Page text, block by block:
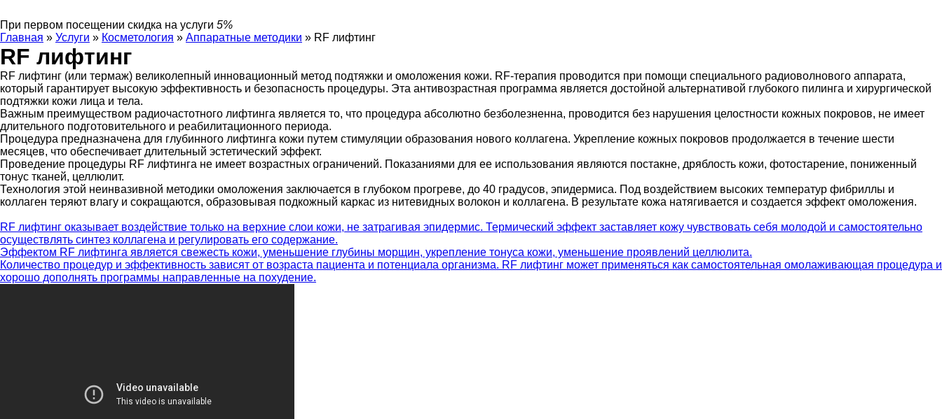
При первом посещении скидка на услуги 5%
Главная » Услуги » Косметология » Аппаратные методики » RF лифтинг
RF лифтинг
RF лифтинг (или термаж) великолепный инновационный метод подтяжки и омоложения кожи. RF-терапия проводится при помощи специального радиоволнового аппарата,
который гарантирует высокую эффективность и безопасность процедуры. Эта антивозрастная программа является достойной альтернативой глубокого пилинга и хирургической
подтяжки кожи лица и тела.
Важным преимуществом радиочастотного лифтинга является то, что процедура абсолютно безболезненна, проводится без нарушения целостности кожных покровов, не имеет
длительного подготовительного и реабилитационного периода.
Процедура предназначена для глубинного лифтинга кожи путем стимуляции образования нового коллагена. Укрепление кожных покровов продолжается в течение шести
месяцев, что обеспечивает длительный эстетический эффект.
Проведение процедуры RF лифтинга не имеет возрастных ограничений. Показаниями для ее использования являются постакне, дряблость кожи, фотостарение, пониженный
тонус тканей, целлюлит.
Технология этой неинвазивной методики омоложения заключается в глубоком прогреве, до 40 градусов, эпидермиса. Под воздействием высоких температур фибриллы и
коллаген теряют влагу и сокращаются, образовывая подкожный каркас из нитевидных волокон и коллагена. В результате кожа натягивается и создается эффект омоложения.
RF лифтинг оказывает воздействие только на верхние слои кожи, не затрагивая эпидермис. Термический эффект заставляет кожу чувствовать себя молодой и самостоятельно
осуществлять синтез коллагена и регулировать его содержание.
Эффектом RF лифтинга является свежесть кожи, уменьшение глубины морщин, укрепление тонуса кожи, уменьшение проявлений целлюлита.
Количество процедур и эффективность зависят от возраста пациента и потенциала организма. RF лифтинг может применяться как самостоятельная омолаживающая процедура и
хорошо дополнять программы направленные на похудение.